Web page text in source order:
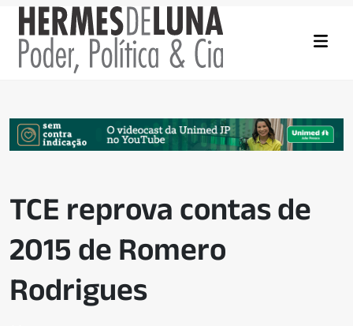
TCE reprova contas de
2015 de Romero
Rodrigues